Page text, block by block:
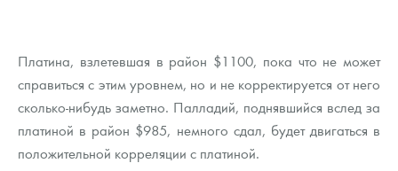
Платина, взлетевшая в район $1100, пока что не может
справиться с этим уровнем, но и не корректируется от него
сколько-нибудь заметно. Палладий, поднявшийся вслед за
платиной в район $985, немного сдал, будет двигаться в
положительной корреляции с платиной.